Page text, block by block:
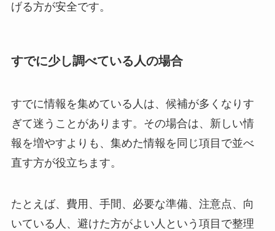
げる方が安全です。
すでに少し調べている人の場合
すでに情報を集めている人は、候補が多くなりす
ぎて迷うことがあります。その場合は、新しい情
報を増やすよりも、集めた情報を同じ項目で並べ
直す方が役立ちます。
たとえば、費用、手間、必要な準備、注意点、向
いている人、避けた方がよい人という項目で整理